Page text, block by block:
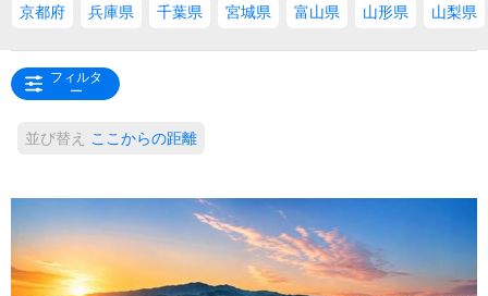
京都府
兵庫県 千葉県 宮城県 富山県 山形県 山梨県
フィルタ
ー
並び替え ここからの距離